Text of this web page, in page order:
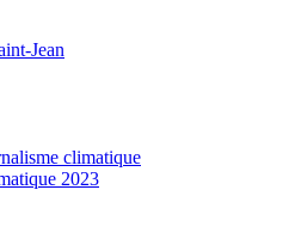
Jean
climatique
2023